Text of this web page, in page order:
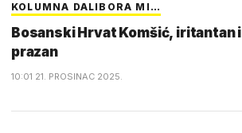
KOLUMNA DALIBORA MI…
Bosanski Hrvat Komšić, iritantan i
prazan
10:01 21. PROSINAC 2025.